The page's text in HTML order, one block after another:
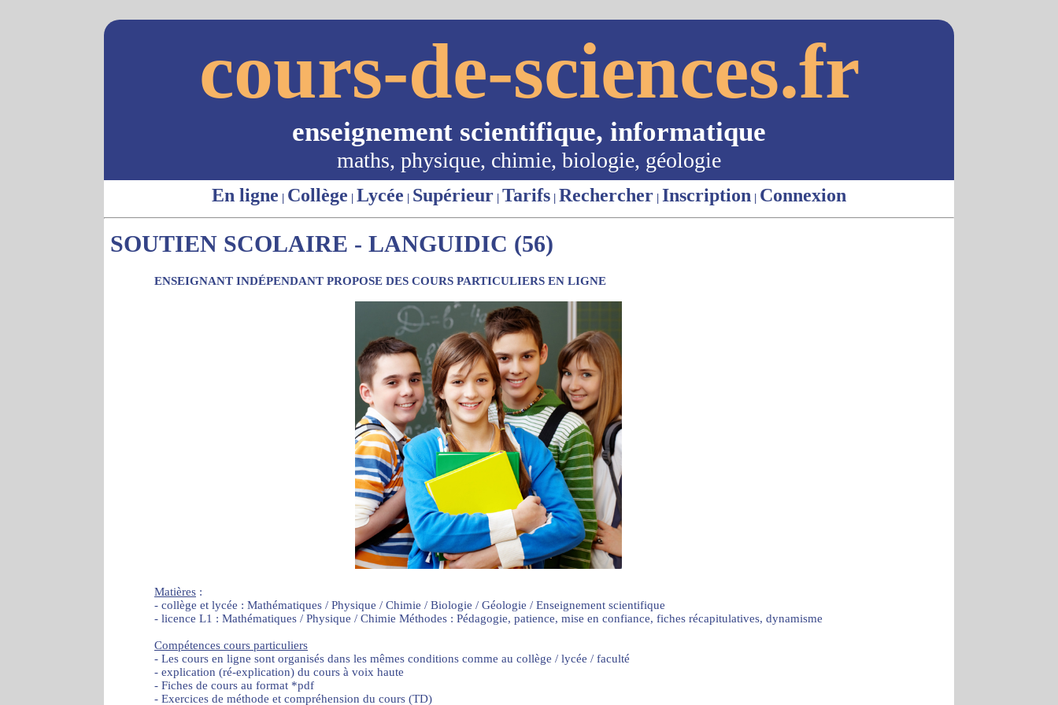
cours-de-sciences.fr
enseignement scientifique, informatique
maths, physique, chimie, biologie, géologie
En ligne | Collège | Lycée | Supérieur | Tarifs | Rechercher | Inscription | Connexion
SOUTIEN SCOLAIRE - LANGUIDIC (56)
ENSEIGNANT INDÉPENDANT PROPOSE DES COURS PARTICULIERS EN LIGNE
Matières :
- collège et lycée : Mathématiques / Physique / Chimie / Biologie / Géologie / Enseignement scientifique
- licence L1 : Mathématiques / Physique / Chimie Méthodes : Pédagogie, patience, mise en confiance, fiches récapitulatives, dynamisme
Compétences cours particuliers
- Les cours en ligne sont organisés dans les mêmes conditions comme au collège / lycée / faculté
- explication (ré-explication) du cours à voix haute
- Fiches de cours au format *pdf
- Exercices de méthode et compréhension du cours (TD)